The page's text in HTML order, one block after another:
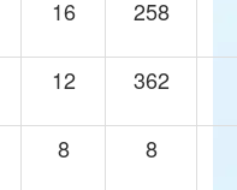
16 258
12 362
8 8